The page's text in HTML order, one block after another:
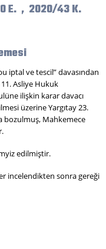
E. , 2020/43 K.
iptal ve tescil” davasından
Asliye Hukuk
ilişkin karar davacı
üzerine Yargıtay 23.
bozulmuş, Mahkemece
edilmiştir.
incelendikten sonra gereği